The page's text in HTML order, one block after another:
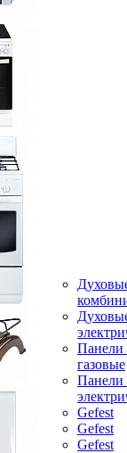
Панели
газовые
Панели
Gefest
Gefest
Gefest